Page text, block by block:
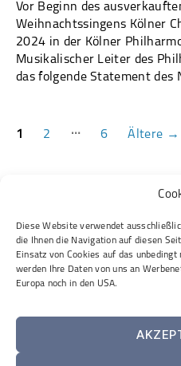
Diese Website verwendet
die Ihnen die Navigation auf diesen
Einsatz von Cookies auf das
werden Ihre Daten von uns an
Europa noch in den USA.
Vor Beginn des
Weihnachtssingens Kölner
2024 in der Kölner
Musikalischer Leiter des
das folgende Statement des
Seitennummerierung
1 2 … 6 Ältere →
Kontakt
Spenden
Newsletter
Facebook
Cookie-Richtlinie (EU)